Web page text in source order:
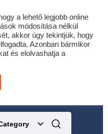
0 % THM-el 10 hónapra!
ajándékba adunk egy
ide kattintva!
GÉP WEBSHOP
a lehető legjobb online
módosítása nélkül
akkor úgy tekintjük, hogy
Azonban bármikor
és elolvashatja a